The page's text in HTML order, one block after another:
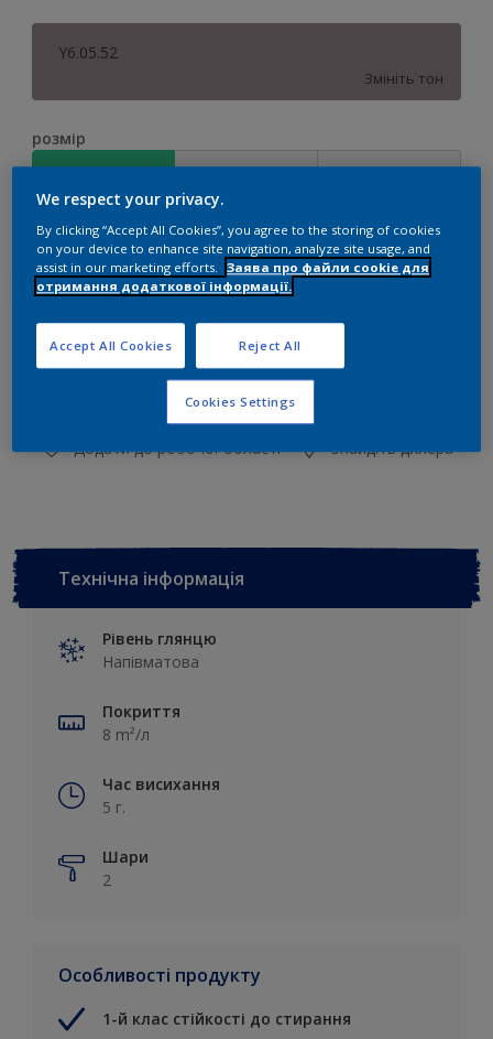
Y6.05.52
Змініть тон
розмір
1 л 5 л 10 л
Сума Калькулятор кольорів
Обчислити
Додати до списку покупок
Додати до робочої області Знайдіть дилера
Технічна інформація
Рівень глянцю
Напівматова
Покриття
8 m²/л
Час висихання
5 г.
Шари
2
Особливості продукту
1-й клас стійкості до стирання
We respect your privacy.
By clicking “Accept All Cookies”, you agree to the storing of cookies
on your device to enhance site navigation, analyze site usage, and
assist in our marketing efforts.
Заява про файли cookie для
отримання додаткової інформації.
Reject All
Accept All Cookies
Cookies Settings